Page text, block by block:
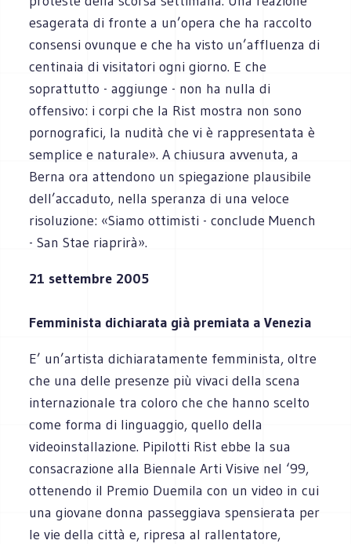
esagerata di fronte a un’opera che ha raccolto
consensi ovunque e che ha visto un’affluenza di
centinaia di visitatori ogni giorno. E che
soprattutto - aggiunge - non ha nulla di
offensivo: i corpi che la Rist mostra non sono
pornografici, la nudità che vi è rappresentata è
semplice e naturale». A chiusura avvenuta, a
Berna ora attendono un spiegazione plausibile
dell’accaduto, nella speranza di una veloce
risoluzione: «Siamo ottimisti - conclude Muench
- San Stae riaprirà».
21 settembre 2005
Femminista dichiarata già premiata a Venezia
E’ un’artista dichiaratamente femminista, oltre
che una delle presenze più vivaci della scena
internazionale tra coloro che che hanno scelto
come forma di linguaggio, quello della
videoinstallazione. Pipilotti Rist ebbe la sua
consacrazione alla Biennale Arti Visive nel ‘99,
ottenendo il Premio Duemila con un video in cui
una giovane donna passeggiava spensierata per
le vie della città e, ripresa al rallentatore,